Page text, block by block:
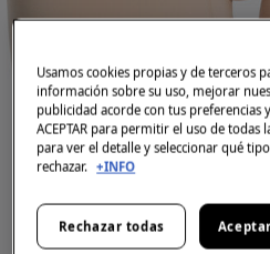
Usamos cookies propias y de terceros
información sobre su uso, mejorar
publicidad acorde con tus preferencias
ACEPTAR para permitir el uso de todas
para ver el detalle y seleccionar qué
rechazar. +INFO
Rechazar todas